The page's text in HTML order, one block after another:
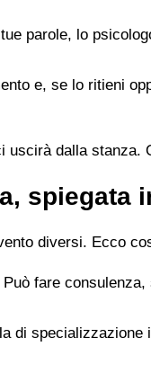
parole, lo
e, se lo ritieni
dalla
spiegata
diversi. Ecco
fare
di